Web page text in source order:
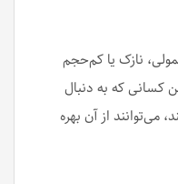
نازک یا کم‌حجم
کسانی که به دنبال
می‌توانند از آن بهره